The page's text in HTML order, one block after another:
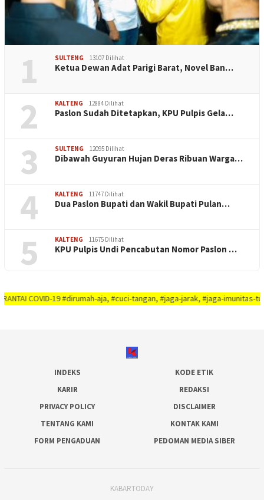
1 SULTENG 13107 Dilihat
Ketua Dewan Adat Parigi Barat, Novel Ban…
2 KALTENG 12884 Dilihat
Paslon Sudah Ditetapkan, KPU Pulpis Gela…
3 SULTENG 12095 Dilihat
Dibawah Guyuran Hujan Deras Ribuan Warga…
4 KALTENG 11747 Dilihat
Dua Paslon Bupati dan Wakil Bupati Pulan…
5 KALTENG 11675 Dilihat
KPU Pulpis Undi Pencabutan Nomor Paslon …
COVID-19 #dirumah-aja, #cuci-tangan, #jaga-jarak, #jaga-imunitas-
INDEKS
KODE ETIK
KARIR
REDAKSI
PRIVACY POLICY
DISCLAIMER
TENTANG KAMI
KONTAK KAMI
FORM PENGADUAN
PEDOMAN MEDIA SIBER
KABARTODAY